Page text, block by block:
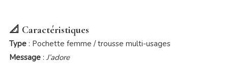
📐 Caractéristiques
Type: Pochette femme / trousse multi-usages
Message: J’adore